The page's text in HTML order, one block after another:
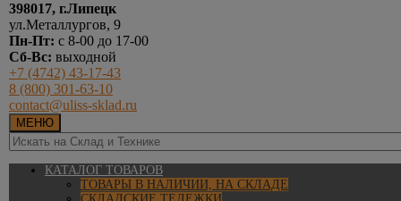
398017, г.Липецк
ул.Металлургов, 9
Пн-Пт: с 8-00 до 17-00
Сб-Вс: выходной
+7 (4742) 43-17-43
8 (800) 301-63-10
contact@uliss-sklad.ru
МЕНЮ
КАТАЛОГ ТОВАРОВ
ТОВАРЫ В НАЛИЧИИ, НА СКЛАДЕ